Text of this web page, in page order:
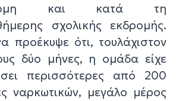
και κατά τη
σχολικής εκδρομής.
προέκυψε ότι, τουλάχιστον
δύο μήνες, η ομάδα είχε
περισσότερες από 200
ναρκωτικών, μεγάλο μέρος